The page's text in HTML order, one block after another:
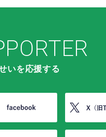
いを応援する